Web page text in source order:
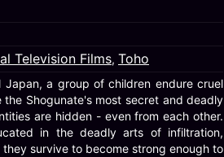
Television Films, Toho
Japan, a group of children endure cruel
Shogunate's most secret and deadly
are hidden - even from each other.
in the deadly arts of infiltration,
survive to become strong enough to